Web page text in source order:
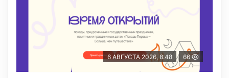
6 АВГУСТА 2026, 8:48 66